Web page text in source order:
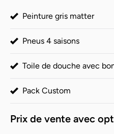
Peinture gris matter
Pneus 4 saisons
Toile de douche avec
Pack Custom
Prix de vente avec